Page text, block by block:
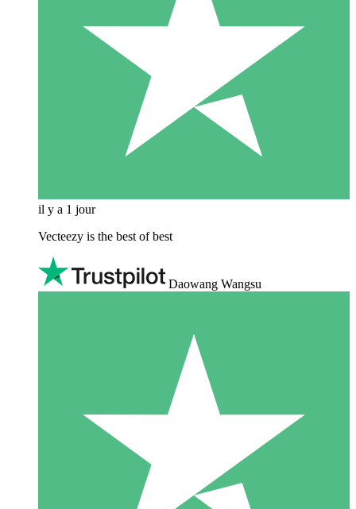
il y a 1 jour
Vecteezy is the best of best
Daowang Wangsu